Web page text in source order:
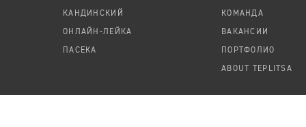
КАНДИНСКИЙ
ОНЛАЙН-ЛЕЙКА
ПАСЕКА
КОМАНДА
ВАКАНСИИ
ПОРТФОЛИО
ABOUT TEPLITSA